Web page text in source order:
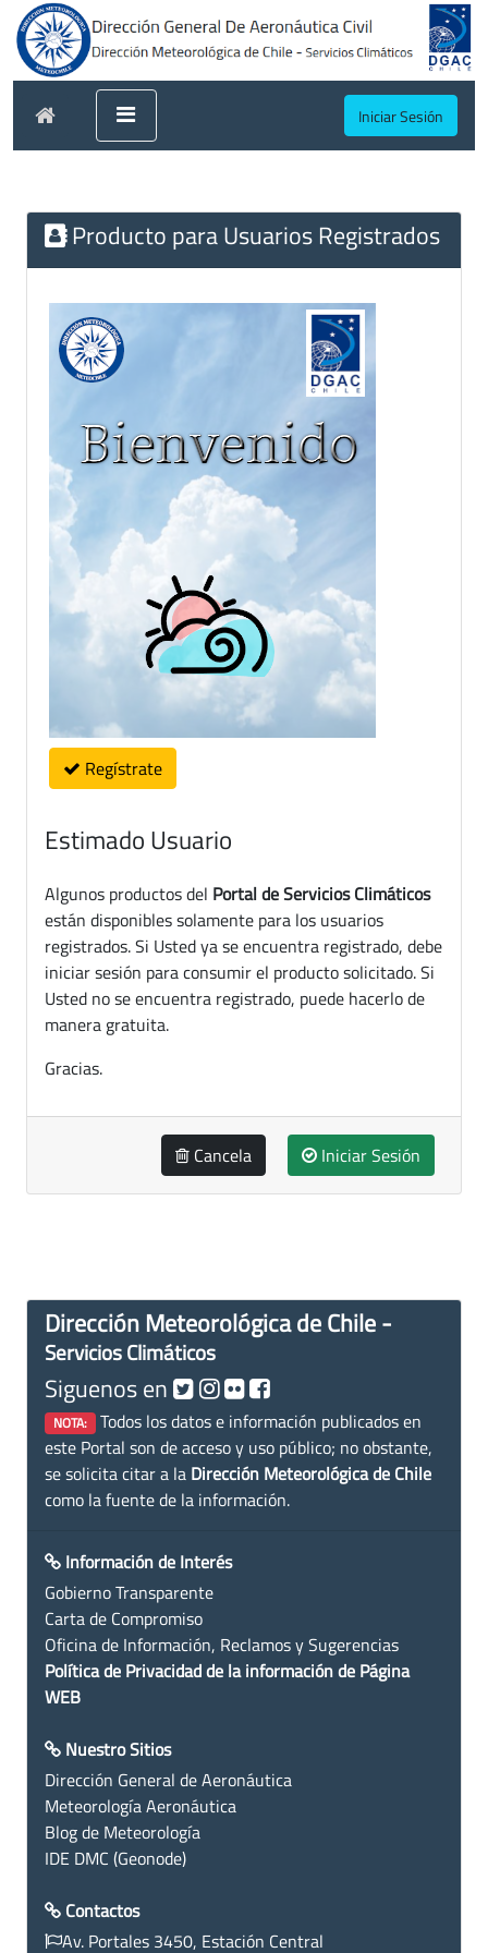
Iniciar Sesión
Producto para Usuarios Registrados
Regístrate
Estimado Usuario
Algunos productos del Portal de Servicios Climáticos
están disponibles solamente para los usuarios
registrados. Si Usted ya se encuentra registrado, debe
iniciar sesión para consumir el producto solicitado. Si
Usted no se encuentra registrado, puede hacerlo de
manera gratuita.
Gracias.
Cancela Iniciar Sesión
Dirección Meteorológica de Chile -
Servicios Climáticos
Siguenos en
NOTA: Todos los datos e información publicados en
este Portal son de acceso y uso público; no obstante,
se solicita citar a la Dirección Meteorológica de Chile
como la fuente de la información.
Información de Interés
Gobierno Transparente
Carta de Compromiso
Oficina de Información, Reclamos y Sugerencias
Política de Privacidad de la información de Página
WEB
Nuestro Sitios
Dirección General de Aeronáutica
Meteorología Aeronáutica
Blog de Meteorología
IDE DMC (Geonode)
Contactos
Av. Portales 3450, Estación Central